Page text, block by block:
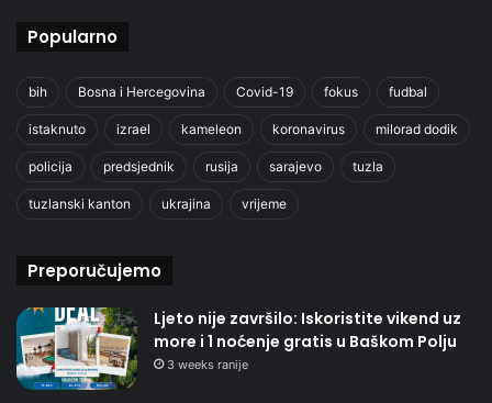
Popularno
bih Bosna i Hercegovina Covid-19 fokus fudbal
istaknuto izrael kameleon koronavirus milorad dodik
policija predsjednik rusija sarajevo tuzla
tuzlanski kanton ukrajina vrijeme
Preporučujemo
Ljeto nije završilo: Iskoristite vikend uz
more i 1 noćenje gratis u Baškom Polju
3 weeks ranije